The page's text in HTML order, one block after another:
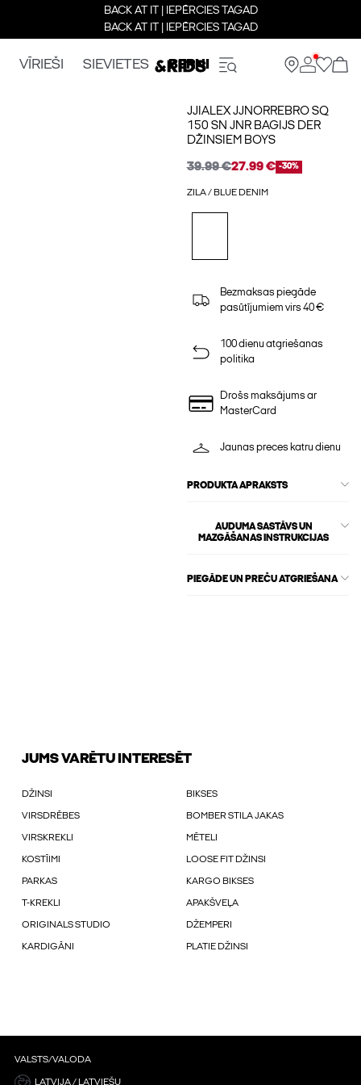
BACK AT IT | IEPĒRCIES TAGAD
BACK AT IT | IEPĒRCIES TAGAD
VĪRIEŠI SIEVIETES BERNI
JJIALEX JJNORREBRO SQ
150 SN JNR BAGIJS DER
DŽINSIEM BOYS
39.99 €27.99 € -30%
ZILA / BLUE DENIM
Bezmaksas piegāde
pasūtījumiem virs 40 €
100 dienu atgriešanas
politika
Drošs maksājums ar
MasterCard
Jaunas preces katru dienu
PRODUKTA APRAKSTS
AUDUMA SASTĀVS UN
MAZGĀŠANAS INSTRUKCIJAS
PIEGĀDE UN PREČU ATGRIEŠANA
JUMS VARĒTU INTERESĒT
DŽINSI BIKSES
VIRSDRĒBES BOMBER STILA JAKAS
VIRSKREKLI MĒTELI
KOSTĪIMI LOOSE FIT DŽINSI
PARKAS KARGO BIKSES
T-KREKLI APAKŠVEĻA
ORIGINALS STUDIO DŽEMPERI
KARDIGĀNI PLATIE DŽINSI
VALSTS/VALODA
LATVIJA / LATVIEŠU